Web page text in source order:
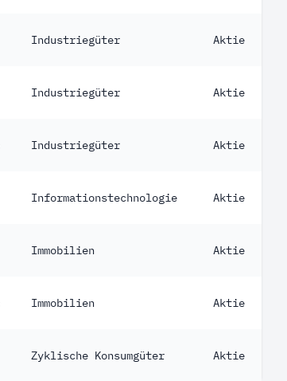
Industriegüter Aktie
Industriegüter Aktie
Industriegüter Aktie
Informationstechnologie Aktie
Immobilien Aktie
Immobilien Aktie
Zyklische Konsumgüter Aktie